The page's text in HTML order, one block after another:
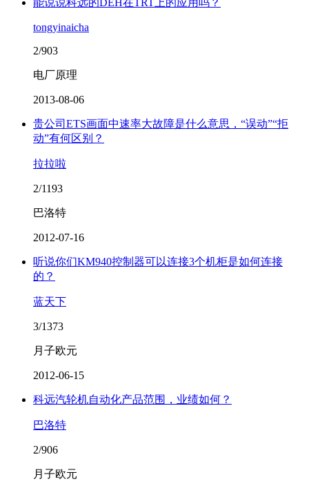
能说说科远的DEH在TRT上的应用吗？
tongyinaicha
2/903
电厂原理
2013-08-06
贵公司ETS画面中速率大故障是什么意思，“误动”“拒
动”有何区别？
拉拉啦
2/1193
巴洛特
2012-07-16
听说你们KM940控制器可以连接3个机柜是如何连接
的？
蓝天下
3/1373
月子欧元
2012-06-15
科远汽轮机自动化产品范围，业绩如何？
巴洛特
2/906
月子欧元